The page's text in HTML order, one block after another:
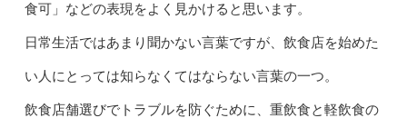
食可」などの表現をよく見かけると思います。
日常生活ではあまり聞かない言葉ですが、飲食店を始めた
い人にとっては知らなくてはならない言葉の一つ。
飲食店舗選びでトラブルを防ぐために、重飲食と軽飲食の